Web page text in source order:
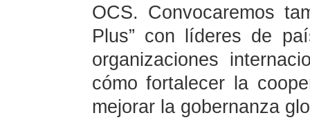
OCS. Convocaremos
Plus” con líderes de
organizaciones
cómo fortalecer la
mejorar la gobernanza